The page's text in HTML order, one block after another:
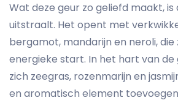
Wat deze geur zo geliefd maakt, is
uitstraalt. Het opent met
bergamot, mandarijn en neroli,
energieke start. In het hart van de
zich zeegras, rozenmarijn en
en aromatisch element